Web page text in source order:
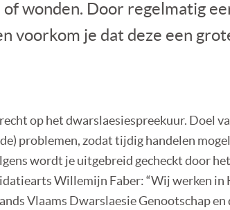
wonden. Door regelmatig
voorkom je dat deze een
op het dwarslaesiespreekuur. Doel
problemen, zodat tijdig handelen
wordt je uitgebreid gecheckt door
Willemijn Faber: “Wij werken in
Vlaams Dwarslaesie Genootschap